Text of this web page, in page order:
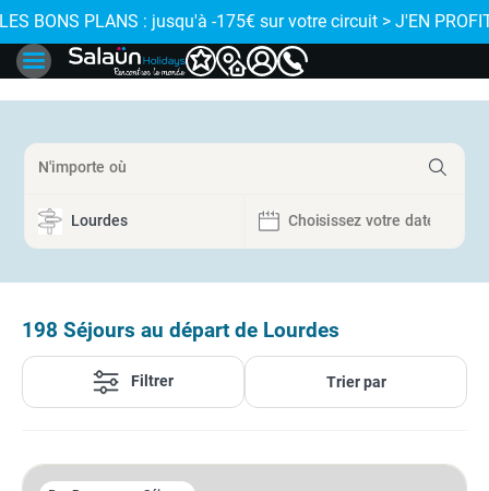
PROFITE
BONS PLANS : jusqu'à -175€ sur votre circuit > J'EN
198 Séjours au départ de Lourdes
Filtrer Trier par